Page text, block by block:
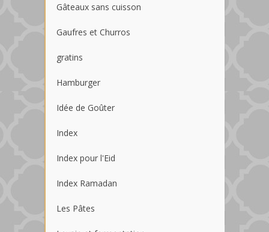
Gâteaux sans cuisson
Gaufres et Churros
gratins
Hamburger
Idée de Goûter
Index
Index pour l'Eid
Index Ramadan
Les Pâtes